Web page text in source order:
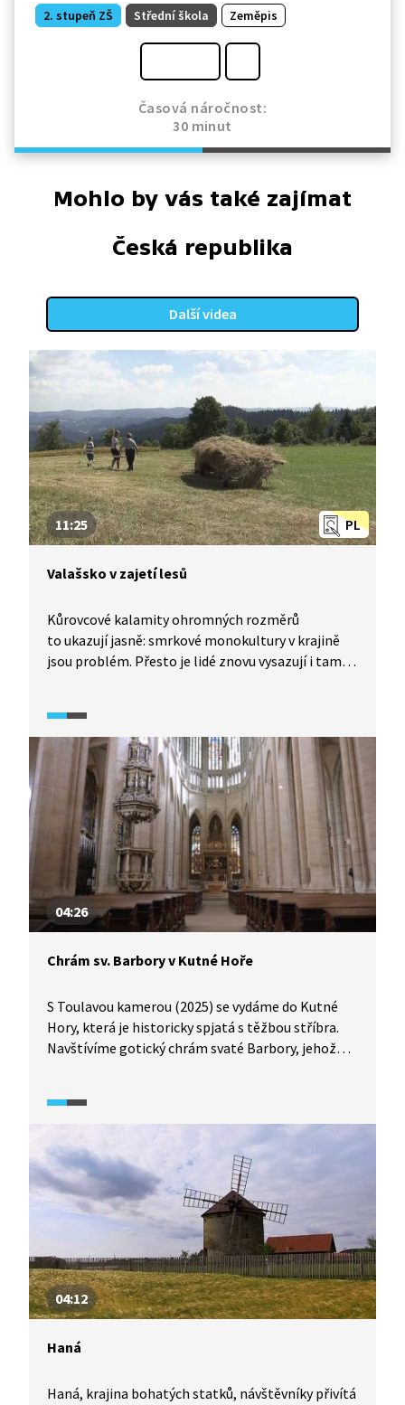
2. stupeň ZŠ Střední škola Zeměpis
Časová náročnost:
30 minut
Mohlo by vás také zajímat
Česká republika
Další videa
PL
11:25
Valašsko v zajetí lesů
Kůrovcové kalamity ohromných rozměrů
to ukazují jasně: smrkové monokultury v krajině
jsou problém. Přesto je lidé znovu vysazují i tam,
zalesňují především smrkovými porosty. Vytlačují
tak z krajiny ohrožené druhy rostlin a živočichů,
mění tradiční ráz krajiny a ničí její rozmanitost
a přitažlivost pro návštěvníky. Vydejme se
na Valašsko, do Moravskoslezských Beskyd, kde je
tento trend o to bolestivější, oč tradičnější ráz
krajiny se zde v rámci Česka doposud zachoval.
04:26
Chrám sv. Barbory v Kutné Hoře
S Toulavou kamerou (2025) se vydáme do Kutné
Hory, která je historicky spjatá s těžbou stříbra.
Navštívíme gotický chrám svaté Barbory, jehož
UNESCO.
04:12
Haná
Haná, krajina bohatých statků, návštěvníky přivítá